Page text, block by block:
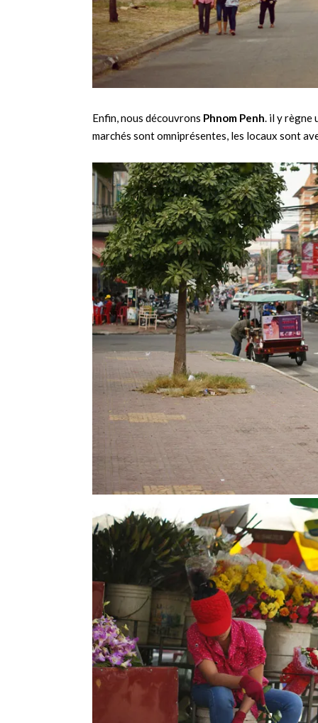
Enfin, nous découvrons Phnom Penh. il y règne
marchés sont omniprésentes, les locaux sont